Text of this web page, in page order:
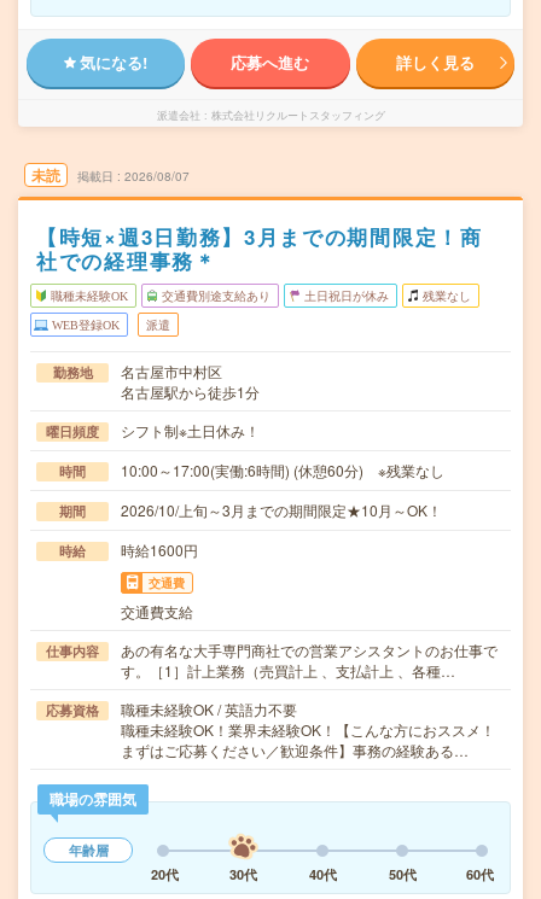
気になる! 応募へ進む 詳しく見る
派遣会社 株式会社リクルートスタッフィング
未読 掲載日 2026/08/07
【時短×週3日勤務】3月までの期間限定！商
社での経理事務＊
職種未経験OK 交通費別途支給あり 土日祝日が休み 残業なし
WEB登録OK 派遣
勤務地
名古屋市中村区
名古屋駅から徒歩1分
曜日頻度 シフト制※土日休み！
時間 10:00～17:00(実働:6時間) (休憩60分) ※残業なし
期間 2026/10/上旬～3月までの期間限定★10月～OK！
時給 時給1600円
交通費
交通費支給
仕事内容
あの有名な大手専門商社での営業アシスタントのお仕事で
す。［1］計上業務（売買計上 、支払計上 、各種…
応募資格
職種未経験OK / 英語力不要
職種未経験OK！業界未経験OK！【こんな方におススメ！
まずはご応募ください／歓迎条件】事務の経験ある…
職場の雰囲気
年齢層
20代
30代 40代 50代 60代